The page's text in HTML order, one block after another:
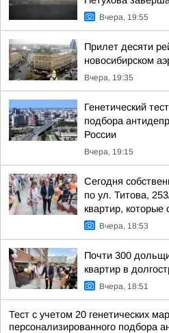
Вчера, 19:55
Прилет десяти
новосибирском
Вчера, 19:35
Генетический
подбора
России
Вчера, 19:15
Сегодня
по ул. Титова,
квартир,
Вчера, 18:53
Почти 300
квартир в
Вчера, 18:51
Тест с учетом 20 генетических
персонализированного подбора